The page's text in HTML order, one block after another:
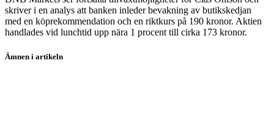
skriver i en analys att banken inleder bevakning av butikskedjan
med en köprekommendation och en riktkurs på 190 kronor. Aktien
handlades vid lunchtid upp nära 1 procent till cirka 173 kronor.
Ämnen i artikeln